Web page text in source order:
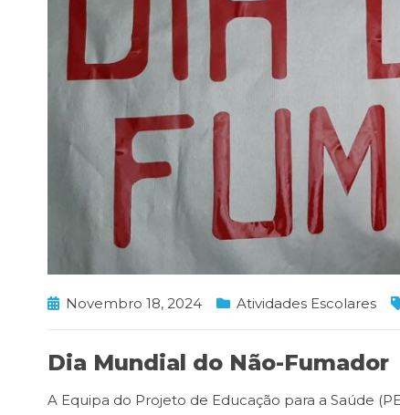
Novembro 18, 2024 Atividades Escolares
Dia Mundial do Não-Fumador
A Equipa do Projeto de Educação para a Saúde